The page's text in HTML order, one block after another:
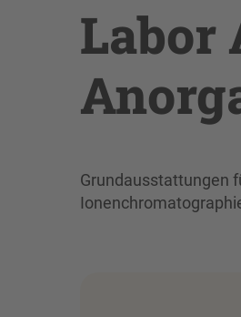
Labor
Grundausstattungen